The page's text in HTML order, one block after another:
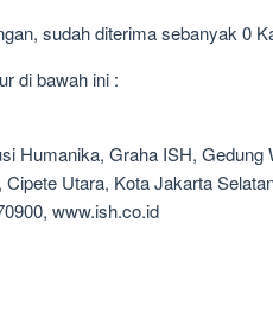
sudah diterima sebanyak 0
di bawah ini :
Humanika, Graha ISH, Gedung
Utara, Kota Jakarta
www.ish.co.id